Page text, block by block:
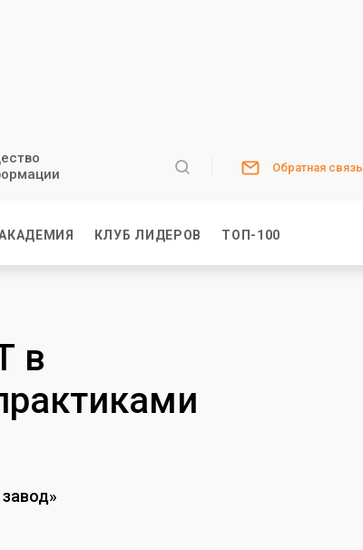
Обратная связь
КЛУБ ЛИДЕРОВ ТОП-100
в